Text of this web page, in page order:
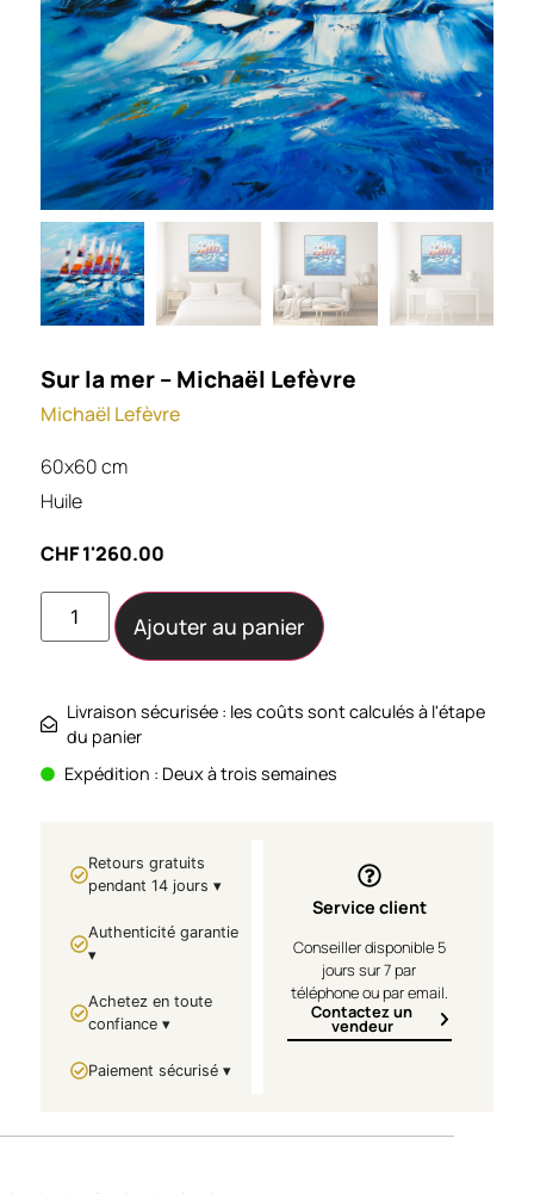
Sur la mer – Michaël Lefèvre
Michaël Lefèvre
60x60 cm
Huile
CHF1'260.00
Ajouter au panier
Livraison sécurisée : les coûts sont calculés à l'étape
du panier
Expédition : Deux à trois semaines
Retours gratuits
pendant 14 jours ▾
Authenticité garantie
▾
Achetez en toute
confiance ▾
Paiement sécurisé ▾
Service client
Conseiller disponible 5
jours sur 7 par
téléphone ou par email.
Contactez un
vendeur